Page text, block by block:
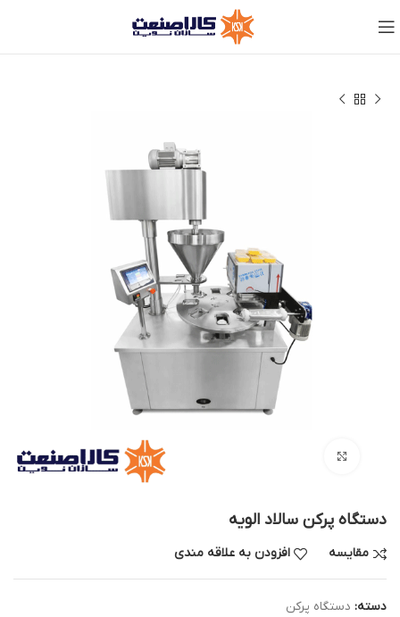
دستگاه پرکن سالاد الویه
مقایسه افزودن به علاقه مندی
دسته: دستگاه پرکن